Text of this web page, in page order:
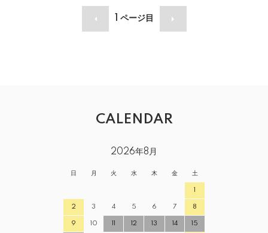
ページ目
CALENDAR
2026年8月
日 月 火 水 木 金 土
1
2 3 4 5 6 7 8
9 10 11 12 13 14 15